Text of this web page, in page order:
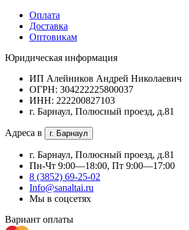
Оплата
Доставка
Оптовикам
Юридическая информация
ИП Алейников Андрей Николаевич
ОГРН: 304222225800037
ИНН: 222200827103
г. Барнаул, Полюсный проезд, д.81
Адреса в г. Барнаул
г. Барнаул, Полюсный проезд, д.81
Пн-Чт 9:00—18:00, Пт 9:00—17:00
8 (3852) 69-25-02
Info@sanaltai.ru
Мы в соцсетях
Вариант оплаты